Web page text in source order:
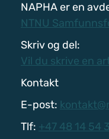
NAPHA er en
NTNU
Skriv og del:
Vil du skrive en
Kontakt
E-post:
Tlf: +47 48 14 54